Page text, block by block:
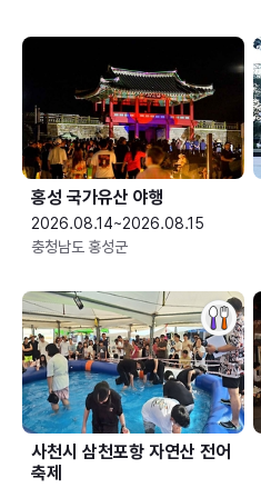
홍성 국가유산 야행
2026.08.14~2026.08.15
충청남도 홍성군
사천시 삼천포항 자연산 전어
축제